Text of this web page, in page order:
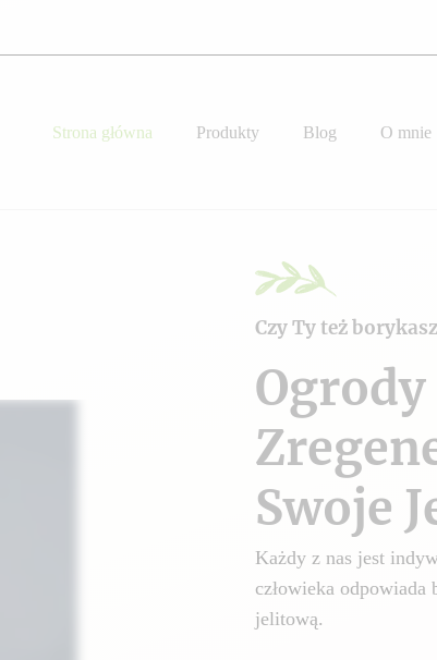
Strona główna Produkty Blog O mnie
Czy Ty też
Swoje
Każdy z nas jest
człowieka
jelitową.